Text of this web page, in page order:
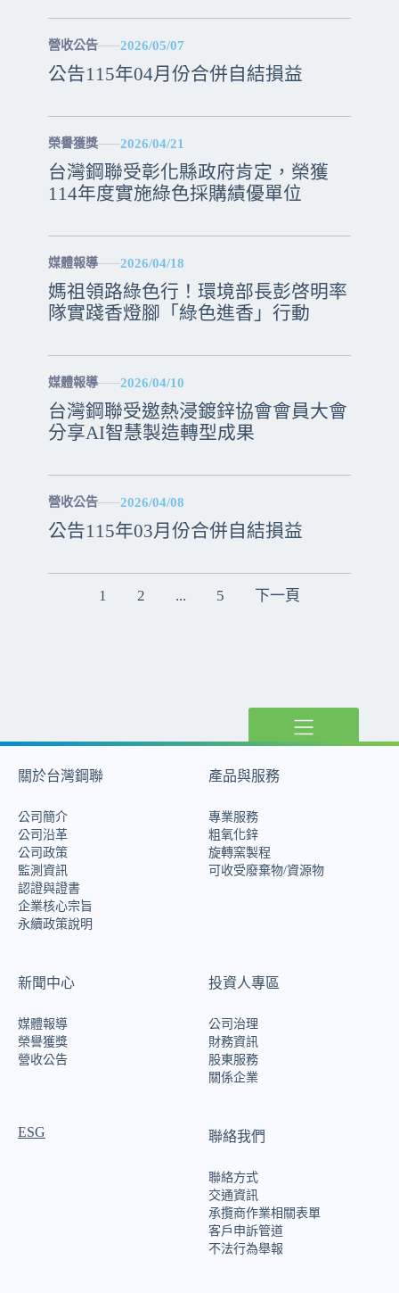
營收公告 2026/05/07
公告115年04月份合併自結損益
榮譽獲獎 2026/04/21
台灣鋼聯受彰化縣政府肯定，榮獲
114年度實施綠色採購績優單位
媒體報導 2026/04/18
媽祖領路綠色行！環境部長彭啓明率
隊實踐香燈腳「綠色進香」行動
媒體報導 2026/04/10
台灣鋼聯受邀熱浸鍍鋅協會會員大會
分享AI智慧製造轉型成果
營收公告 2026/04/08
公告115年03月份合併自結損益
1 2 ... 5 下一頁
關於台灣鋼聯
公司簡介
公司沿革
公司政策
監測資訊
認證與證書
企業核心宗旨
永續政策說明
產品與服務
專業服務
粗氧化鋅
旋轉窯製程
可收受廢棄物/資源物
新聞中心
媒體報導
榮譽獲獎
營收公告
投資人專區
公司治理
財務資訊
股東服務
關係企業
ESG 聯絡我們
聯絡方式
交通資訊
承攬商作業相關表單
客戶申訴管道
不法行為舉報